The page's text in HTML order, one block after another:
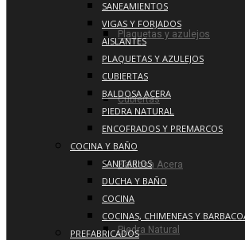
Plaquetas y azulejos
Cubiertas
Baldosa Acera
Piedra Natural
SANEAMIENTOS
VIGAS Y FORJADOS
AISLANTES
PLAQUETAS Y AZULEJOS
CUBIERTAS
BALDOSA ACERA
PIEDRA NATURAL
ENCOFRADOS Y PREMARCOS
COCINA Y BAÑO
SANITARIOS
DUCHA Y BAÑO
COCINA
COCINAS, CHIMENEAS Y
PREFABRICADOS